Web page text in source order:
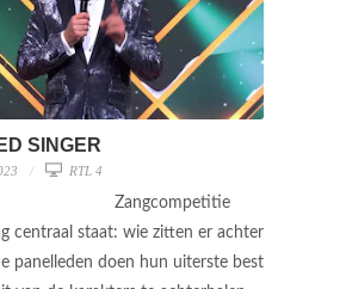
SINGER
RTL 4
Zangcompetitie
centraal staat: wie zitten er achter
panelleden doen hun uiterste best